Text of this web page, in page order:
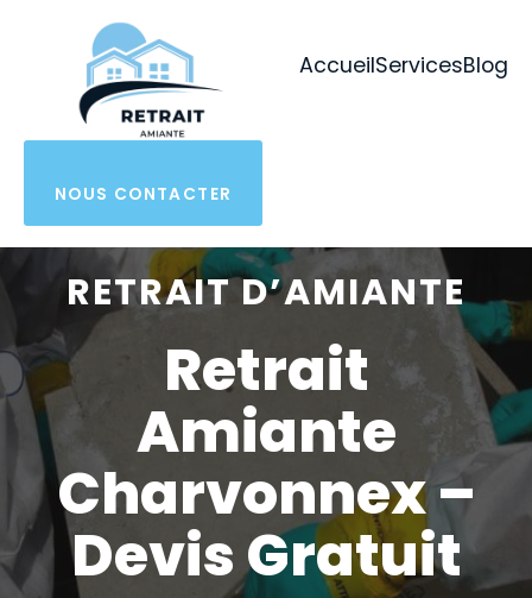
AccueilServicesBlog
NOUS CONTACTER
RETRAIT D’AMIANTE
Retrait
Amiante
Charvonnex –
Devis Gratuit